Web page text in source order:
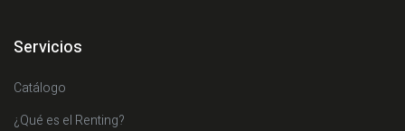
Servicios
Catálogo
¿Qué es el Renting?